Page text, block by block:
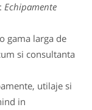
: Echipamente
gama larga de
si consultanta
utilaje si
in